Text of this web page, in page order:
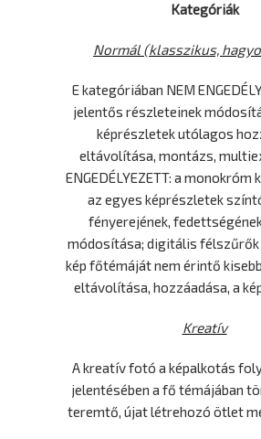
Kategóriák
Normál (klasszikus,
E kategóriában NEM
jelentős részleteinek
képrészletek utólagos
eltávolítása, montázs,
ENGEDÉLYEZETT: a monokróm
az egyes képrészletek
fényerejének,
módosítása; digitális félszűrők
kép főtémáját nem érintő
eltávolítása, hozzáadása, a
Kreatív
A kreatív fotó a képalkotás
jelentésében a fő témájában
teremtő, újat létrehozó ötlet